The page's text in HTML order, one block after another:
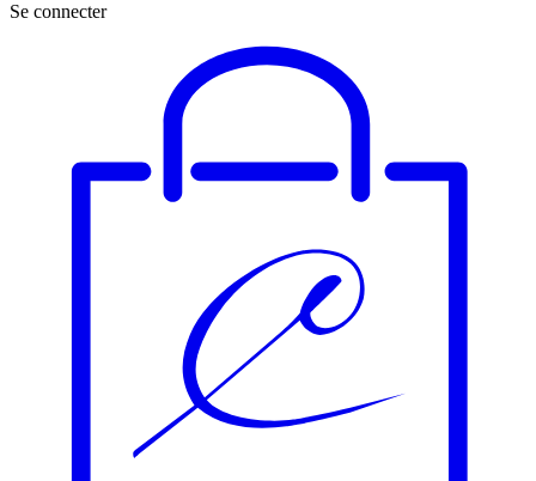
Se connecter